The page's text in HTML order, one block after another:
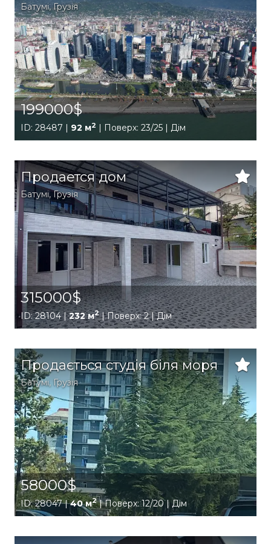
Батумі,Грузія
199000$
ID: 28487 | 92 м2 | Поверх: 23/25 | Дім
Продается дом
Батумі,Грузія
315000$
ID: 28104 |232 м2| Поверх: 2 | Дім
Продається студія біля моря
Батумі, Грузія
58000$
ID: 28047 |40 м2| Поверх: 12/20 | Дім